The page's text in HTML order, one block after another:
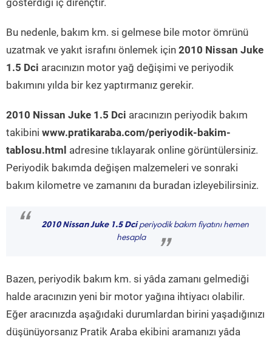
gösterdiği iç dirençtir.
Bu nedenle, bakım km. si gelmese bile motor ömrünü
uzatmak ve yakıt israfını önlemek için 2010 Nissan Juke
1.5 Dci aracınızın motor yağ değişimi ve periyodik
bakımını yılda bir kez yaptırmanız gerekir.
2010 Nissan Juke 1.5 Dci aracınızın periyodik bakım
takibini www.pratikaraba.com/periyodik-bakim-
tablosu.html adresine tıklayarak online görüntülersiniz.
Periyodik bakımda değişen malzemeleri ve sonraki
bakım kilometre ve zamanını da buradan izleyebilirsiniz.
“ 2010 Nissan Juke 1.5 Dciperiyodik bakım fiyatını hemen
hesapla
”
Bazen, periyodik bakım km. si yâda zamanı gelmediği
halde aracınızın yeni bir motor yağına ihtiyacı olabilir.
Eğer aracınızda aşağıdaki durumlardan birini yaşadığınızı
düşünüyorsanız Pratik Araba ekibini aramanızı yâda